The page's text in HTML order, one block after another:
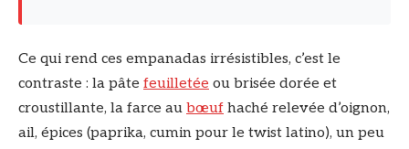
Ce qui rend ces empanadas irrésistibles, c’est le
contraste : la pâte feuilletée ou brisée dorée et
croustillante, la farce au bœuf haché relevée d’oignon,
ail, épices (paprika, cumin pour le twist latino), un peu